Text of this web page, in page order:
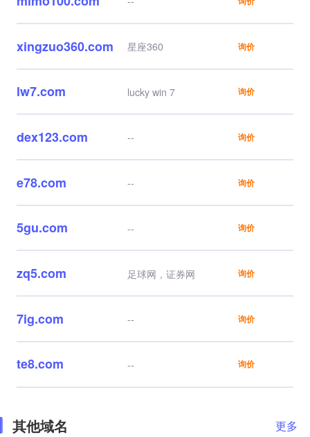
xingzuo360.com 星座360 询价
lw7.com lucky win 7 询价
dex123.com -- 询价
e78.com -- 询价
5gu.com -- 询价
zq5.com 足球网，证券网 询价
7ig.com -- 询价
te8.com -- 询价
其他域名 更多